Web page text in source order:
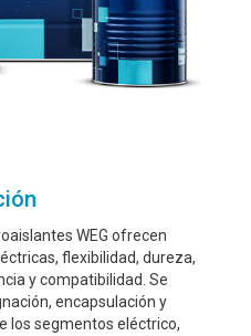
WEG ofrecen
flexibilidad, dureza,
y compatibilidad. Se
encapsulación y
los segmentos eléctrico,